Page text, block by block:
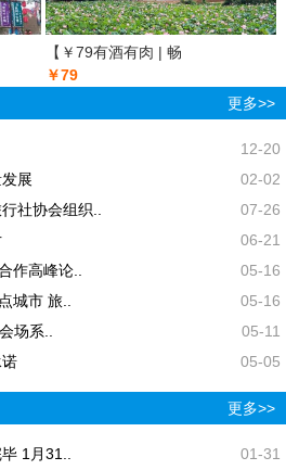
【￥79有酒有肉 | 畅
￥79
更多>>
12-20
展
02-02
社协会组织..
07-26
06-21
作高峰论..
05-16
城市 旅..
05-16
场系..
05-11
05-05
更多>>
1月31..
01-31